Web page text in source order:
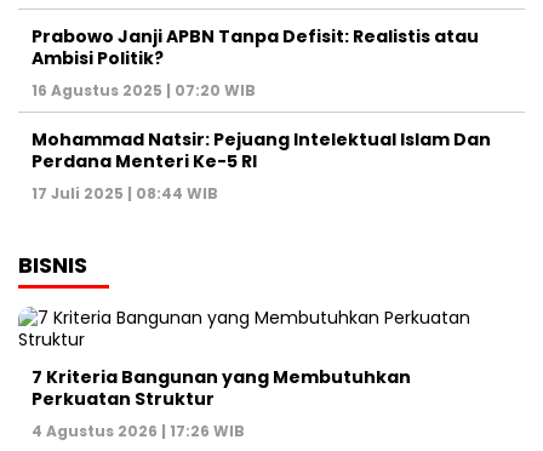
Prabowo Janji APBN Tanpa Defisit: Realistis atau
Ambisi Politik?
16 Agustus 2025 | 07:20 WIB
Mohammad Natsir: Pejuang Intelektual Islam Dan
Perdana Menteri Ke-5 RI
17 Juli 2025 | 08:44 WIB
BISNIS
7 Kriteria Bangunan yang Membutuhkan
Perkuatan Struktur
4 Agustus 2026 | 17:26 WIB